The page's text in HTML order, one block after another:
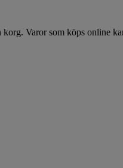
Varor som köps online